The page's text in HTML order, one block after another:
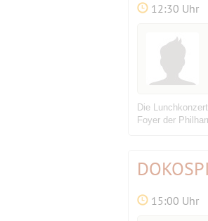
12:30 Uhr
Die
Foyer der
15:00 Uhr